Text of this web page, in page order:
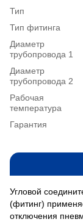
Тип
Тип фитинга
Диаметр
трубопровода 1
Диаметр
трубопровода 2
Рабочая
температура
Гарантия
Угловой
(фитинг)
отключения